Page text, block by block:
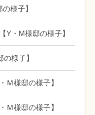
様子】
Y・M様邸の様子】
様子】
Ｍ様邸の様子】
Ｍ様邸の様子】